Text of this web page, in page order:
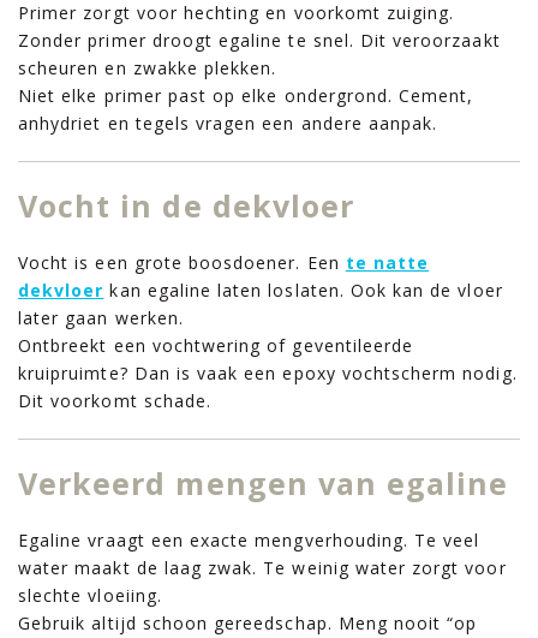
Primer zorgt voor hechting en voorkomt zuiging.
Zonder primer droogt egaline te snel. Dit veroorzaakt
scheuren en zwakke plekken.
Niet elke primer past op elke ondergrond. Cement,
anhydriet en tegels vragen een andere aanpak.
Vocht in de dekvloer
Vocht is een grote boosdoener. Een te natte
dekvloer kan egaline laten loslaten. Ook kan de vloer
later gaan werken.
Ontbreekt een vochtwering of geventileerde
kruipruimte? Dan is vaak een epoxy vochtscherm nodig.
Dit voorkomt schade.
Verkeerd mengen van egaline
Egaline vraagt een exacte mengverhouding. Te veel
water maakt de laag zwak. Te weinig water zorgt voor
slechte vloeiing.
Gebruik altijd schoon gereedschap. Meng nooit “op